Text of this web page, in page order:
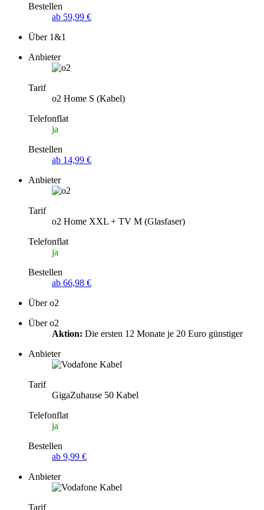
Bestellen
ab 59,99 €
Über 1&1
Anbieter
Tarif
o2 Home S (Kabel)
Telefonflat
ja
Bestellen
ab 14,99 €
Anbieter
Tarif
o2 Home XXL + TV M (Glasfaser)
Telefonflat
ja
Bestellen
ab 66,98 €
Über o2
Über o2
Aktion: Die ersten 12 Monate je 20 Euro günstiger
Anbieter
Tarif
GigaZuhause 50 Kabel
Telefonflat
ja
Bestellen
ab 9,99 €
Anbieter
Tarif